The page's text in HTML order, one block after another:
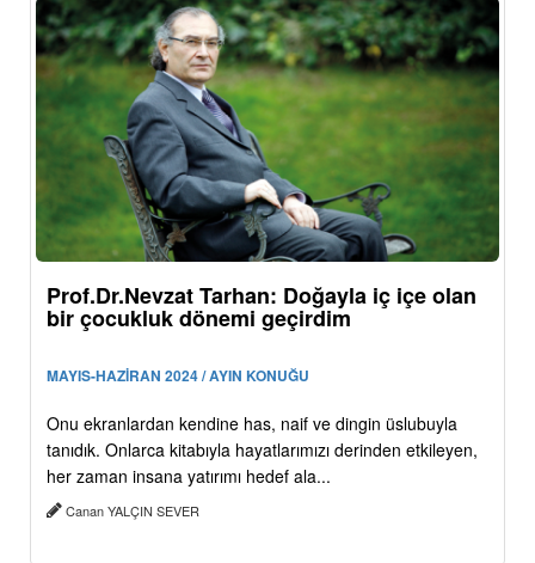
Prof.Dr.Nevzat Tarhan: Doğayla iç içe olan
bir çocukluk dönemi geçirdim
MAYIS-HAZİRAN 2024 / AYIN KONUĞU
Onu ekranlardan kendine has, naif ve dingin üslubuyla
tanıdık. Onlarca kitabıyla hayatlarımızı derinden etkileyen,
her zaman insana yatırımı hedef ala...
Canan YALÇIN SEVER